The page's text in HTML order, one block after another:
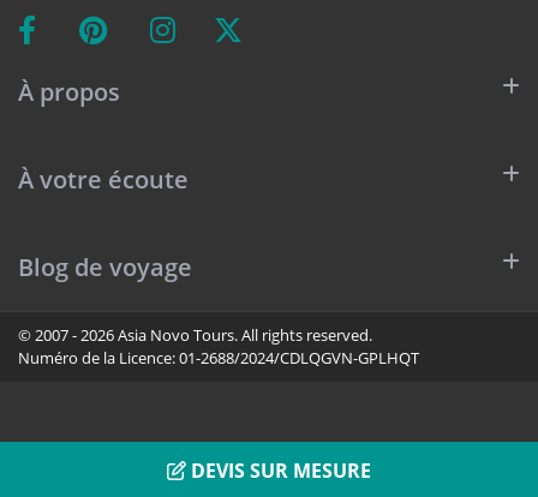
À propos
À votre écoute
Blog de voyage
© 2007 - 2026 Asia Novo Tours. All rights reserved.
Numéro de la Licence:01-2688/2024/CDLQGVN-GPLHQT
DEVIS SUR MESURE